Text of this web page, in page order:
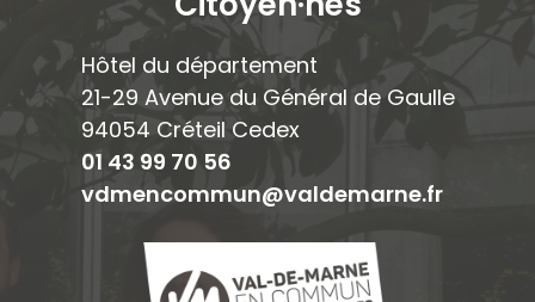
Hôtel du département
21-29 Avenue du Général de Gaulle
94054 Créteil Cedex
01 43 99 70 56
vdmencommun@valdemarne.fr